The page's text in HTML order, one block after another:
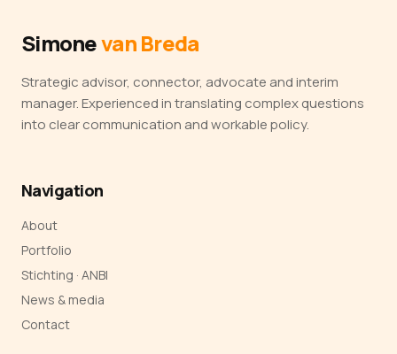
Simonevan Breda
Strategic advisor, connector, advocate and interim
manager. Experienced in translating complex questions
into clear communication and workable policy.
Navigation
About
Portfolio
Stichting · ANBI
News & media
Contact